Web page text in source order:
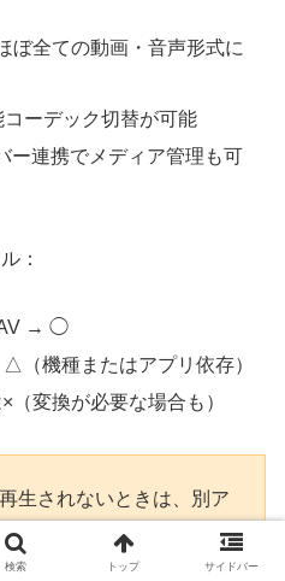
ぼ全ての動画・音声形式に
コーデック切替が可能
ー連携でメディア管理も可
：
→ ◯
（機種またはアプリ依存）
変換が必要な場合も）
生されないときは、別ア
ましょう。
検索 トップ サイドバー